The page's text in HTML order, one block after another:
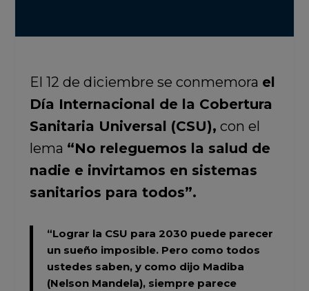
El 12 de diciembre se conmemora el
Día Internacional de la Cobertura
Sanitaria Universal (CSU), con el
lema “No releguemos la salud de
nadie e invirtamos en sistemas
sanitarios para todos”.
“Lograr la CSU para 2030 puede parecer
un sueño imposible. Pero como todos
ustedes saben, y como dijo Madiba
(Nelson Mandela), siempre parece